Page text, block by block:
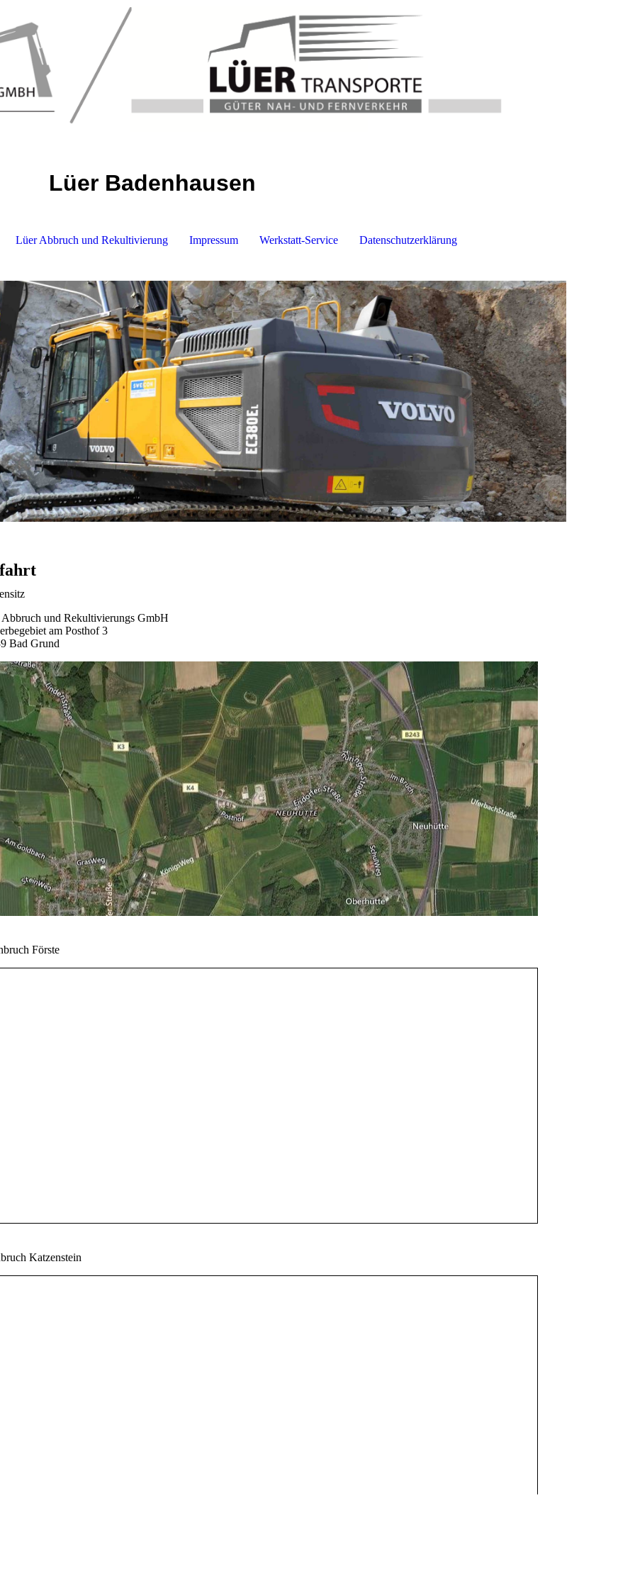
Lüer Badenhausen
Lüer Abbruch und Rekultivierung Impressum Werkstatt-Service Datenschutzerklärung
und Rekultivierungs GmbH
am Posthof 3
Bad Grund
Förste
Katzenstein